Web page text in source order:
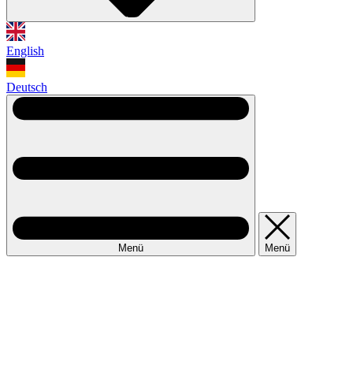
English
Deutsch
Menü Menü